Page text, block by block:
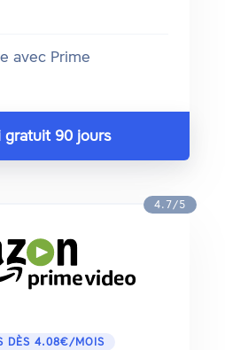
avec Prime
gratuit 90 jours
4.7/5
DÈS 4.08€/MOIS